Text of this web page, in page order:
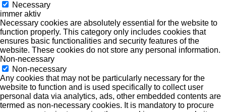
Necessary
immer aktiv
Necessary cookies are absolutely essential for the website to
function properly. This category only includes cookies that
ensures basic functionalities and security features of the
website. These cookies do not store any personal information.
Non-necessary
Non-necessary
Any cookies that may not be particularly necessary for the
website to function and is used specifically to collect user
personal data via analytics, ads, other embedded contents are
termed as non-necessary cookies. It is mandatory to procure